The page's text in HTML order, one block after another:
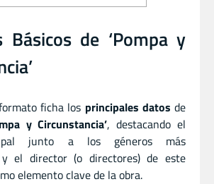
de ‘Pompa y
ficha los principales datos de
y Circunstancia’, destacando el
junto a los géneros más
y el director (o directores) de este
elemento clave de la obra.